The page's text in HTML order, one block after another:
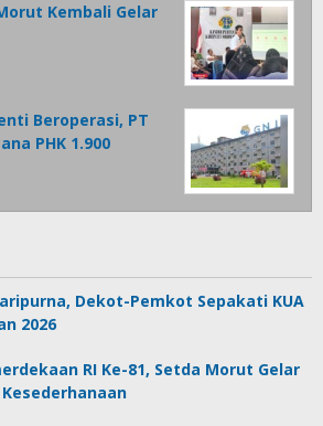
Kembali Gelar
Beroperasi, PT
PHK 1.900
Dekot-Pemkot Sepakati KUA
2026
RI Ke-81, Setda Morut Gelar